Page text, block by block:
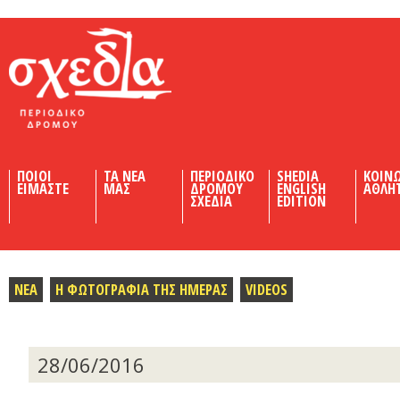
ΠΟΙΟΙ
ΕΙΜΑΣΤΕ
ΤΑ ΝΕΑ
ΜΑΣ
ΠΕΡΙΟΔΙΚΟ
ΔΡΟΜΟΥ
ΣΧΕΔΙΑ
SHEDIA
ENGLISH
EDITION
ΝΕΑ Η ΦΩΤΟΓΡΑΦΙΑ ΤΗΣ ΗΜΕΡΑΣ VIDEOS
28/06/2016